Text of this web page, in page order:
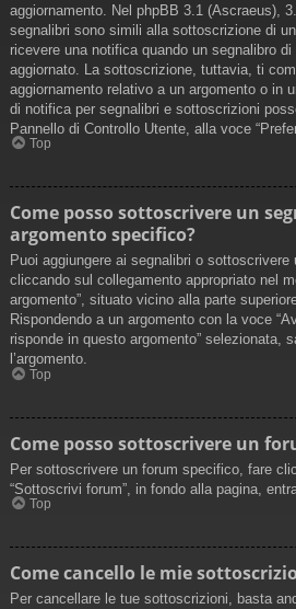
aggiornamento. Nel phpBB 3.1 (Ascraeus),
segnalibri sono simili alla sottoscrizione di
ricevere una notifica quando un segnalibro
aggiornato. La sottoscrizione, tuttavia, ti
aggiornamento relativo a un argomento o in
di notifica per segnalibri e sottoscrizioni
Pannello di Controllo Utente, alla voce
Top
Come posso sottoscrivere un
argomento specifico?
Puoi aggiungere ai segnalibri o
cliccando sul collegamento appropriato nel
argomento”, situato vicino alla parte
Rispondendo a un argomento con la voce
risponde in questo argomento” selezionata,
l’argomento.
Top
Come posso sottoscrivere un
Per sottoscrivere un forum specifico, fare
“Sottoscrivi forum”, in fondo alla pagina,
Top
Come cancello le mie
Per cancellare le tue sottoscrizioni, basta